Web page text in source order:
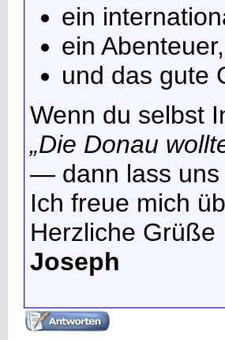
ein
ein
und das gute
Wenn du selbst
„Die Donau
— dann lass uns
Ich freue mich
Herzliche Grüße
Joseph